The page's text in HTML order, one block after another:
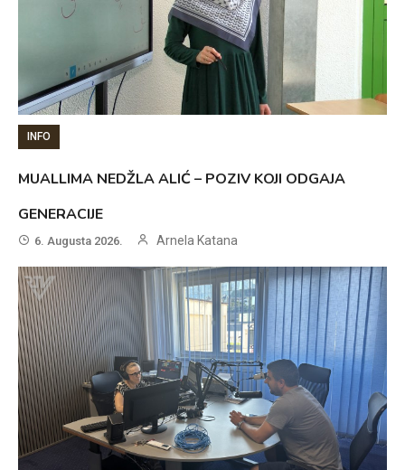
INFO
MUALLIMA NEDŽLA ALIĆ – POZIV KOJI ODGAJA
GENERACIJE
6. Augusta 2026. Arnela Katana